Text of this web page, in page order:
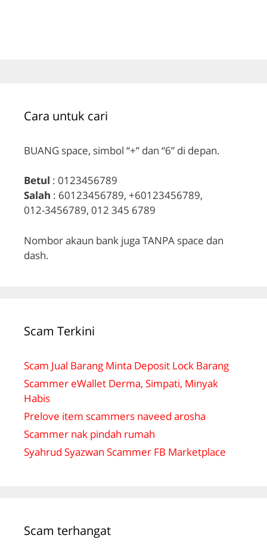
Cara untuk cari
BUANG space, simbol “+” dan “6” di depan.
Betul : 0123456789
Salah : 60123456789, +60123456789,
012-3456789, 012 345 6789
Nombor akaun bank juga TANPA space dan
dash.
Scam Terkini
Scam Jual Barang Minta Deposit Lock Barang
Scammer eWallet Derma, Simpati, Minyak
Habis
Prelove item scammers naveed arosha
Scammer nak pindah rumah
Syahrud Syazwan Scammer FB Marketplace
Scam terhangat